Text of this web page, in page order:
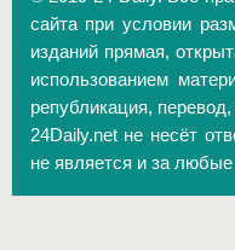
сайта при условии
изданий прямая,
использованием
републикация,
24Daily.net не несёт
не является и за